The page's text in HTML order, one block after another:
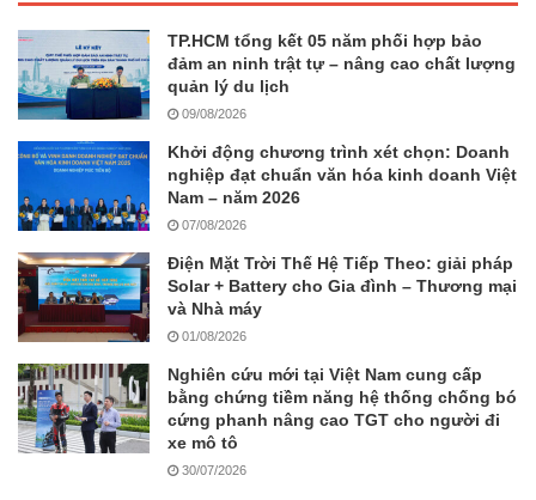
TP.HCM tổng kết 05 năm phối hợp bảo
đảm an ninh trật tự – nâng cao chất lượng
quản lý du lịch
09/08/2026
Khởi động chương trình xét chọn: Doanh
nghiệp đạt chuẩn văn hóa kinh doanh Việt
Nam – năm 2026
07/08/2026
Điện Mặt Trời Thế Hệ Tiếp Theo: giải pháp
Solar + Battery cho Gia đình – Thương mại
và Nhà máy
01/08/2026
Nghiên cứu mới tại Việt Nam cung cấp
bằng chứng tiềm năng hệ thống chống bó
cứng phanh nâng cao TGT cho người đi
xe mô tô
30/07/2026